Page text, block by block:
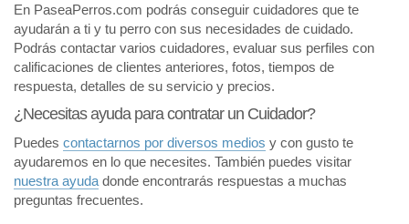
En PaseaPerros.com podrás conseguir cuidadores que te
ayudarán a ti y tu perro con sus necesidades de cuidado.
Podrás contactar varios cuidadores, evaluar sus perfiles con
calificaciones de clientes anteriores, fotos, tiempos de
respuesta, detalles de su servicio y precios.
¿Necesitas ayuda para contratar un Cuidador?
Puedes contactarnos por diversos medios y con gusto te
ayudaremos en lo que necesites. También puedes visitar
nuestra ayuda donde encontrarás respuestas a muchas
preguntas frecuentes.